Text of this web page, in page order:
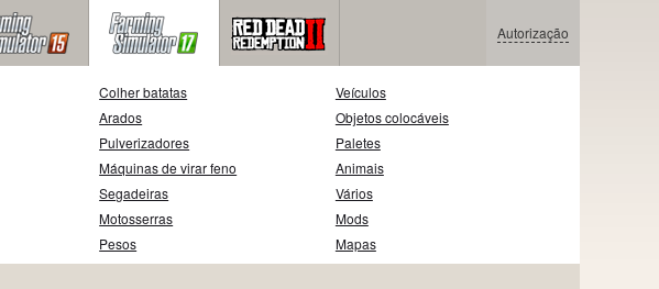
Autorização
Colher batatas
Arados
Pulverizadores
Máquinas de virar feno
Segadeiras
Motosserras
Pesos
Veículos
Objetos colocáveis
Paletes
Animais
Vários
Mods
Mapas